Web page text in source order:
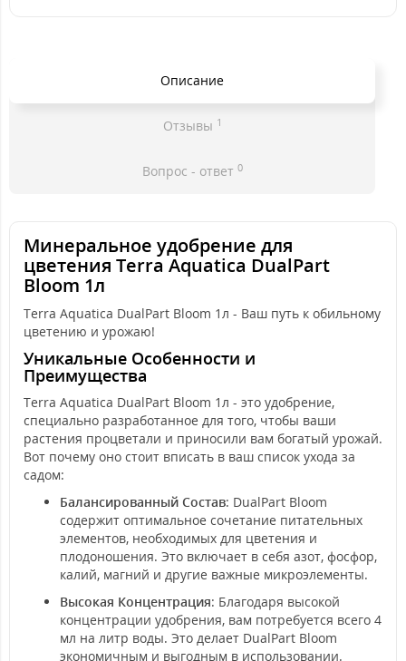
Описание
Отзывы 1
Вопрос - ответ 0
Минеральное удобрение для
цветения Terra Aquatica DualPart
Bloom 1л
Terra Aquatica DualPart Bloom 1л - Ваш путь к обильному
цветению и урожаю!
Уникальные Особенности и
Преимущества
Terra Aquatica DualPart Bloom 1л - это удобрение,
специально разработанное для того, чтобы ваши
растения процветали и приносили вам богатый урожай.
Вот почему оно стоит вписать в ваш список ухода за
садом:
Балансированный Состав: DualPart Bloom
содержит оптимальное сочетание питательных
элементов, необходимых для цветения и
плодоношения. Это включает в себя азот, фосфор,
калий, магний и другие важные микроэлементы.
Высокая Концентрация: Благодаря высокой
концентрации удобрения, вам потребуется всего 4
мл на литр воды. Это делает DualPart Bloom
экономичным и выгодным в использовании.